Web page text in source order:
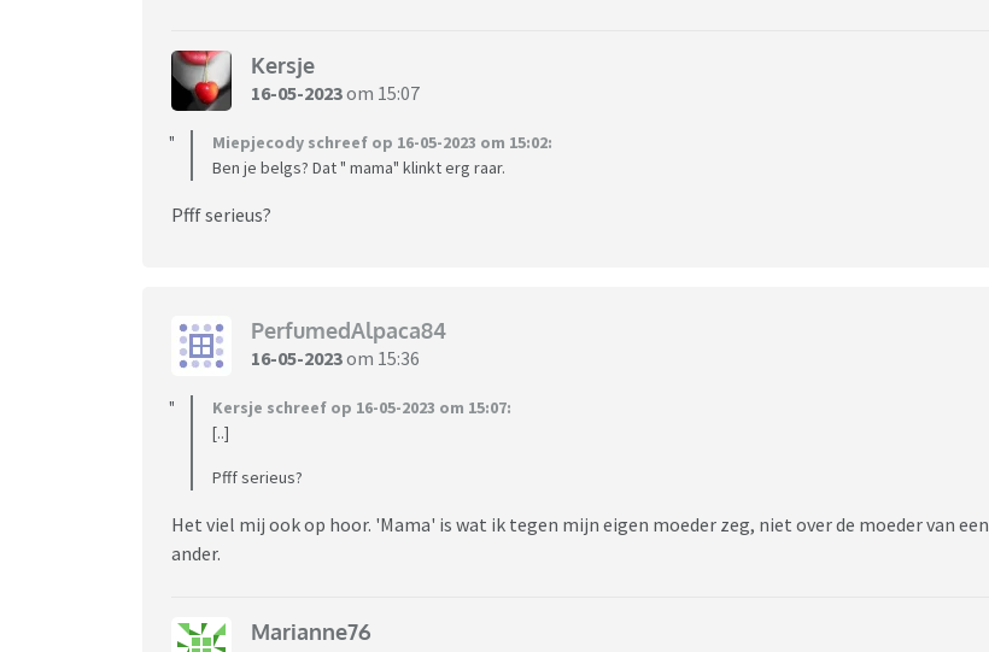
Kersje
16-05-2023om 15:07
Miepjecody schreef op 16-05-2023 om 15:02:
Ben je belgs? Dat " mama" klinkt erg raar.
Pfff serieus?
PerfumedAlpaca84
16-05-2023om 15:36
Kersje schreef op 16-05-2023 om 15:07:
[..]
Pfff serieus?
Het viel mij ook op hoor. 'Mama' is wat ik tegen mijn eigen moeder zeg, niet over de moeder van een
ander.
Marianne76